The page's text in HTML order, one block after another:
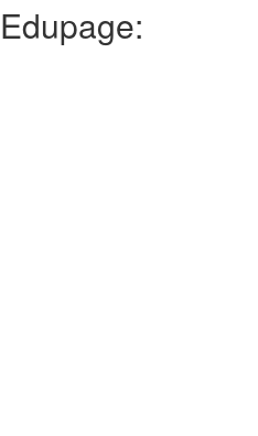
Edupage: